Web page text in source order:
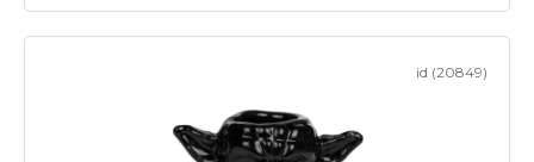
id (20849)